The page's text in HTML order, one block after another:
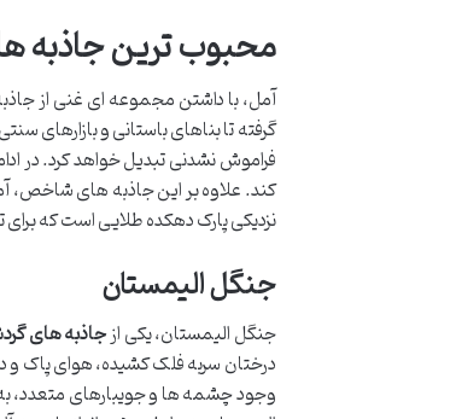
محبوب ترین جاذبه
آمل، با داشتن مجموعه ای غنی از
گرفته تا بناهای باستانی و بازارهای
فراموش نشدنی تبدیل خواهد کرد. در
کند. علاوه بر این جاذبه های شاخص،
نزدیکی پارک دهکده طلایی است که
جنگل الیمستان
جنگل الیمستان، یکی ازجاذبه های
درختان سربه فلک کشیده، هوای پاک و
وجود چشمه ها و جویبارهای متعدد،